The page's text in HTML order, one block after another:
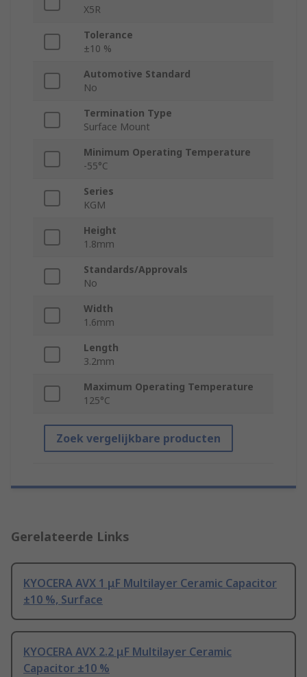
X5R
Tolerance
±10 %
Automotive Standard
No
Termination Type
Surface Mount
Minimum Operating Temperature
-55°C
Series
KGM
Height
1.8mm
Standards/Approvals
No
Width
1.6mm
Length
3.2mm
Maximum Operating Temperature
125°C
Zoek vergelijkbare producten
Gerelateerde Links
KYOCERA AVX 1 μF Multilayer Ceramic Capacitor
±10 %, Surface
KYOCERA AVX 2.2 μF Multilayer Ceramic
Capacitor ±10 %